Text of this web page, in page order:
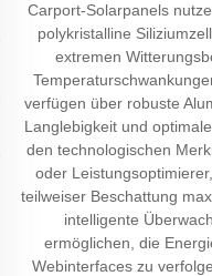
Carport-Solarpanels
polykristalline
extremen
verfügen über robuste
Langlebigkeit und
den technologischen
oder
teilweiser Beschattung
intelligente
ermöglichen, die
Webinterfaces zu